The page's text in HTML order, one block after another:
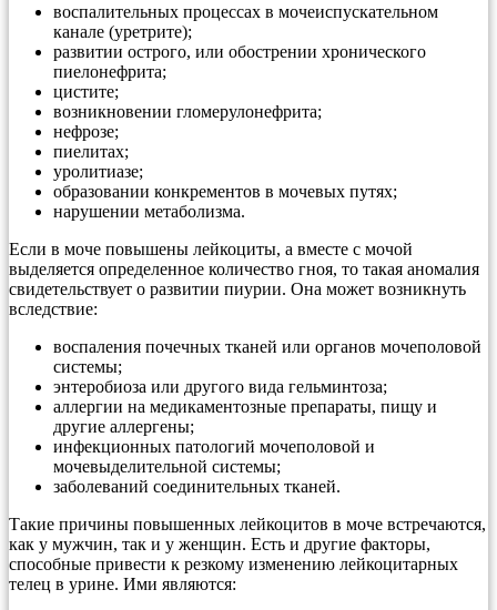
воспалительных процессах в мочеиспускательном
канале (уретрите);
развитии острого, или обострении хронического
пиелонефрита;
цистите;
возникновении гломерулонефрита;
нефрозе;
пиелитах;
уролитиазе;
образовании конкрементов в мочевых путях;
нарушении метаболизма.
Если в моче повышены лейкоциты, а вместе с мочой
выделяется определенное количество гноя, то такая аномалия
свидетельствует о развитии пиурии. Она может возникнуть
вследствие:
воспаления почечных тканей или органов мочеполовой
системы;
энтеробиоза или другого вида гельминтоза;
аллергии на медикаментозные препараты, пищу и
другие аллергены;
инфекционных патологий мочеполовой и
мочевыделительной системы;
заболеваний соединительных тканей.
Такие причины повышенных лейкоцитов в моче встречаются,
как у мужчин, так и у женщин. Есть и другие факторы,
способные привести к резкому изменению лейкоцитарных
телец в урине. Ими являются: